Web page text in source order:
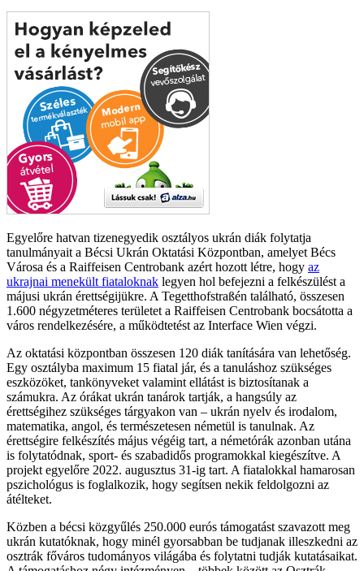
Egyelőre hatvan tizenegyedik osztályos ukrán diák folytatja
tanulmányait a Bécsi Ukrán Oktatási Központban, amelyet Bécs
Városa és a Raiffeisen Centrobank azért hozott létre, hogy az
ukrajnai menekült fiataloknak legyen hol befejezni a felkészülést a
májusi ukrán érettségijükre. A Tegetthofstraßén található, összesen
1.600 négyzetméteres területet a Raiffeisen Centrobank bocsátotta a
város rendelkezésére, a működtetést az Interface Wien végzi.
Az oktatási központban összesen 120 diák tanítására van lehetőség.
Egy osztályba maximum 15 fiatal jár, és a tanuláshoz szükséges
eszközöket, tankönyveket valamint ellátást is biztosítanak a
számukra. Az órákat ukrán tanárok tartják, a hangsúly az
érettségihez szükséges tárgyakon van – ukrán nyelv és irodalom,
matematika, angol, és természetesen németül is tanulnak. Az
érettségire felkészítés május végéig tart, a németórák azonban utána
is folytatódnak, sport- és szabadidős programokkal kiegészítve. A
projekt egyelőre 2022. augusztus 31-ig tart. A fiatalokkal hamarosan
pszichológus is foglalkozik, hogy segítsen nekik feldolgozni az
átélteket.
Közben a bécsi közgyűlés 250.000 eurós támogatást szavazott meg
ukrán kutatóknak, hogy minél gyorsabban be tudjanak illeszkedni az
osztrák főváros tudományos világába és folytatni tudják kutatásaikat.